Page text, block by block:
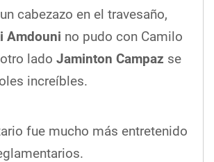
cabezazo en el travesaño,
Amdouni no pudo con Camilo
lado Jaminton Campaz se
increíbles.
fue mucho más entretenido